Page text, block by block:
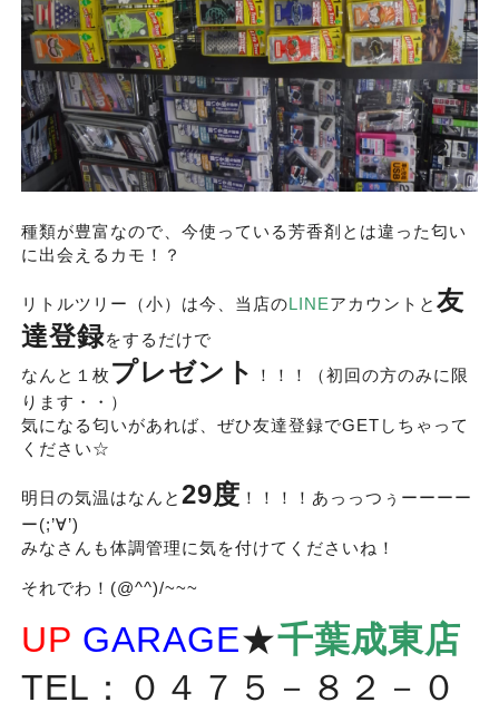
種類が豊富なので、今使っている芳香剤とは違った匂い
に出会えるカモ！？
リトルツリー（小）は今、当店のLINEアカウントと 友
達登録をするだけで
なんと１枚 プレゼント
！！！（初回の方のみに限
ります・・）
気になる匂いがあれば、ぜひ友達登録でGETしちゃって
ください☆
明日の気温はなんと 29度 ！！！！あっっつぅーーーー
ー(;’∀’)
みなさんも体調管理に気を付けてくださいね！
それでわ！(@^^)/~~~
UP GARAGE★千葉成東店
TEL：０４７５－８２－０